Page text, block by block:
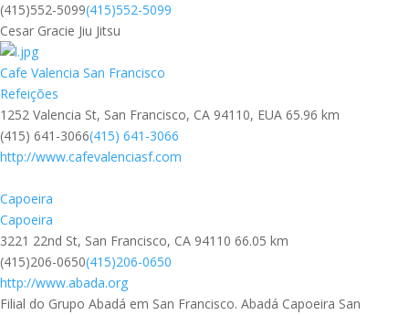
(415)552-5099(415)552-5099
Cesar Gracie Jiu Jitsu
Cafe Valencia San Francisco
Refeições
1252 Valencia St, San Francisco, CA 94110, EUA 65.96 km
(415) 641-3066(415) 641-3066
http://www.cafevalenciasf.com
Capoeira
Capoeira
3221 22nd St, San Francisco, CA 94110 66.05 km
(415)206-0650(415)206-0650
http://www.abada.org
Filial do Grupo Abadá em San Francisco. Abadá Capoeira San